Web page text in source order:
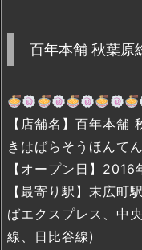
百年本舗 秋葉原
【店舗名】百年本舗
きはばらそうほんて
【オープン日】2016
【最寄り駅】末広町
ばエクスプレス、中
線、日比谷線)